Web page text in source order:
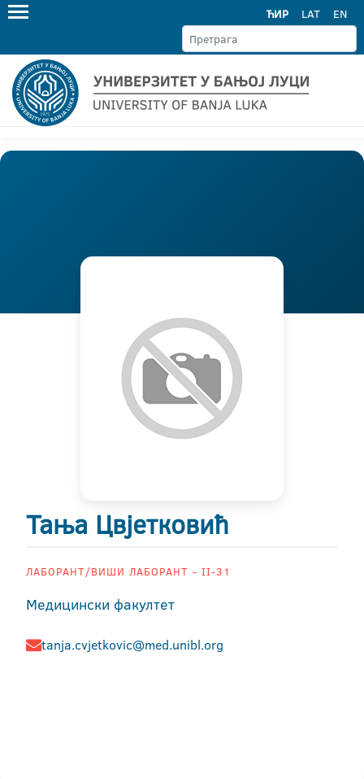
ЋИР LAT EN
Тања Цвјетковић
ЛАБОРАНТ/ВИШИ ЛАБОРАНТ - II-31
Медицински факултет
tanja.cvjetkovic@med.unibl.org